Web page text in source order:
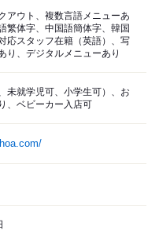
アウト、複数言語メニューあ
繁体字、中国語簡体字、韓国
応スタッフ在籍（英語）、写
り、デジタルメニューあり
未就学児可、小学生可）、お
、ベビーカー入店可